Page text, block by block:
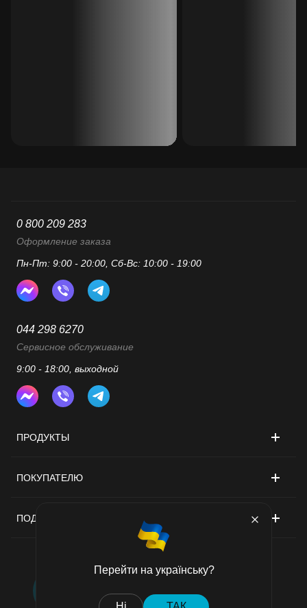
Перейти на українську?
ПРОДУКТЫ
ПОКУПАТЕЛЮ
ПОДДЕРЖКА
0 800 209 283
Оформление заказа
Пн-Пт: 9:00 - 20:00, Сб-Вс: 10:00 - 19:00
044 298 6270
Сервисное обслуживание
9:00 - 18:00, выходной
Договор публичной оферты